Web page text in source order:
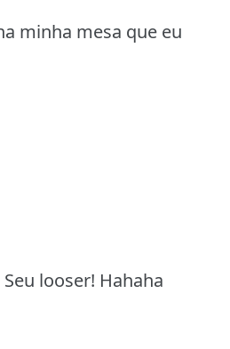
minha mesa que eu
looser! Hahaha